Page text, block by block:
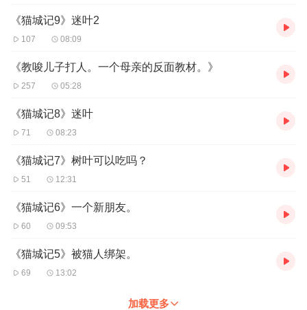
《猫城记9》迷叶2
107 08:09
《教唆儿子打人。一个母亲的反面教材。》
257 05:28
《猫城记8》迷叶
71 08:23
《猫城记7》树叶可以吃吗？
51 12:31
《猫城记6》一个新朋友。
60 09:53
《猫城记5》被猫人绑架。
69 13:02
加载更多